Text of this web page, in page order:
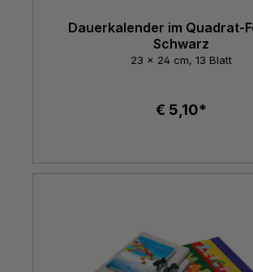
Dauerkalender im Quadrat-
Schwarz
23 x 24 cm, 13 Blatt
€ 5,10*